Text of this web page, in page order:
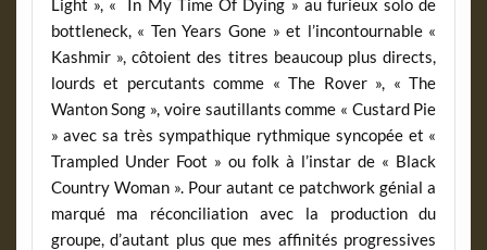
Light », « In My Time Of Dying » au furieux solo de
bottleneck, « Ten Years Gone » et l’incontournable «
Kashmir », côtoient des titres beaucoup plus directs,
lourds et percutants comme « The Rover », « The
Wanton Song », voire sautillants comme « Custard Pie
» avec sa très sympathique rythmique syncopée et «
Trampled Under Foot » ou folk à l’instar de « Black
Country Woman ». Pour autant ce patchwork génial a
marqué ma réconciliation avec la production du
groupe, d’autant plus que mes affinités progressives